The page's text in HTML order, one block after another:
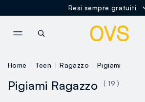
Resi sempre gratuiti
Home Teen Ragazzo Pigiami
Pigiami Ragazzo ( 19 )